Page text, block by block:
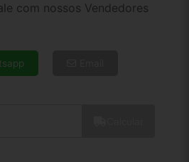
com nossos Vendedores